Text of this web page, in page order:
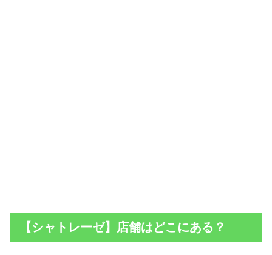
【シャトレーゼ】店舗はどこにある？